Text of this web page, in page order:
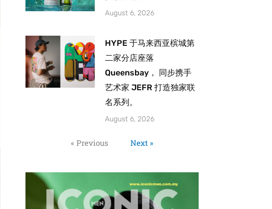
August 6, 2026
HYPE 于马来西亚槟城第
二家分店座落
Queensbay， 同步携手
艺术家 JEFR 打造独家联
名系列。
August 6, 2026
« Previous Next »